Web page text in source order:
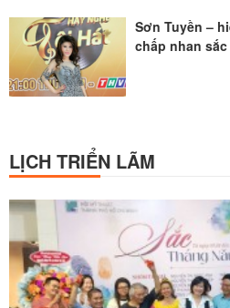
Sơn Tuyền –
chấp nhan sắc
LỊCH TRIỂN LÃM